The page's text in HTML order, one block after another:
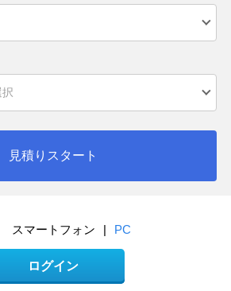
見積りスタート
スマートフォン | PC
ログイン